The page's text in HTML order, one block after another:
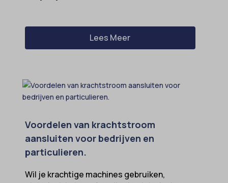
Lees Meer
Voordelen van krachtstroom
aansluiten voor bedrijven en
particulieren.
Wil je krachtige machines gebruiken,